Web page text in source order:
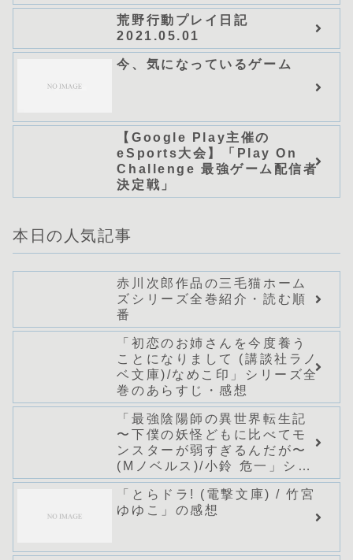
荒野行動プレイ日記
2021.05.01
今、気になっているゲーム
【Google Play主催の
eSports大会】「Play On
Challenge 最強ゲーム配信者
決定戦」
本日の人気記事
赤川次郎作品の三毛猫ホーム
ズシリーズ全巻紹介・読む順
番
「初恋のお姉さんを今度養う
ことになりまして (講談社ラノ
ベ文庫)/なめこ印」シリーズ全
巻のあらすじ・感想
「最強陰陽師の異世界転生記
〜下僕の妖怪どもに比べてモ
ンスターが弱すぎるんだが〜
(Mノベルス)/小鈴 危一」シリ
ーズ全巻のあらすじ・感想
「とらドラ! (電撃文庫) / 竹宮
ゆゆこ」の感想